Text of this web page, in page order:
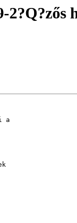
2?Q?zős
a